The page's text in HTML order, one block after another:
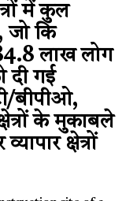
में कुल
जो कि
लाख लोग
दी गई
बीपीओ,
के मुकाबले
क्षेत्रों